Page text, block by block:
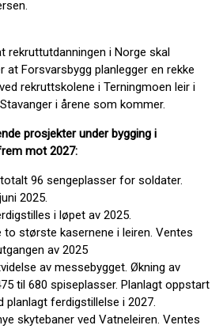
rekruttutdanningen i Norge skal
at Forsvarsbygg planlegger en rekke
rekruttskolene i Terningmoen leir i
i årene som kommer.
prosjekter under bygging i
mot 2027:
96 sengeplasser for soldater.
2025.
i løpet av 2025.
to største kasernene i leiren. Ventes
av 2025
av messebygget. Økning av
til 680 spiseplasser. Planlagt oppstart
planlagt ferdigstillelse i 2027.
skytebaner ved Vatneleiren. Ventes